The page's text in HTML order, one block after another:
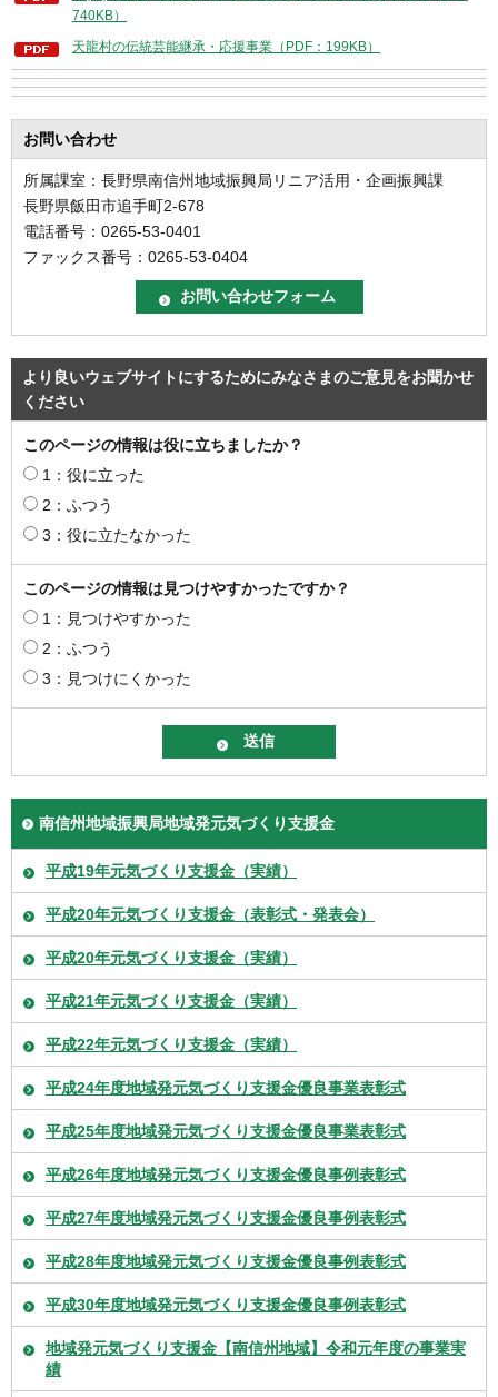
740KB）
天龍村の伝統芸能継承・応援事業（PDF：199KB）
お問い合わせ
所属課室：長野県南信州地域振興局リニア活用・企画振興課
長野県飯田市追手町2-678
電話番号：0265-53-0401
ファックス番号：0265-53-0404
より良いウェブサイトにするためにみなさまのご意見をお聞かせ
ください
このページの情報は役に立ちましたか？
1：役に立った
2：ふつう
3：役に立たなかった
このページの情報は見つけやすかったですか？
1：見つけやすかった
2：ふつう
3：見つけにくかった
南信州地域振興局地域発元気づくり支援金
平成19年元気づくり支援金（実績）
平成20年元気づくり支援金（表彰式・発表会）
平成20年元気づくり支援金（実績）
平成21年元気づくり支援金（実績）
平成22年元気づくり支援金（実績）
平成24年度地域発元気づくり支援金優良事業表彰式
平成25年度地域発元気づくり支援金優良事業表彰式
平成26年度地域発元気づくり支援金優良事例表彰式
平成27年度地域発元気づくり支援金優良事例表彰式
平成28年度地域発元気づくり支援金優良事例表彰式
平成30年度地域発元気づくり支援金優良事例表彰式
地域発元気づくり支援金【南信州地域】令和元年度の事業実
績